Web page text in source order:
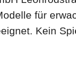
für
Kein